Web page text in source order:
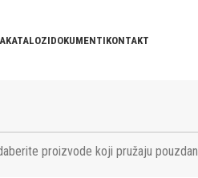
KATALOZIDOKUMENTIKONTAKT
proizvode koji pružaju